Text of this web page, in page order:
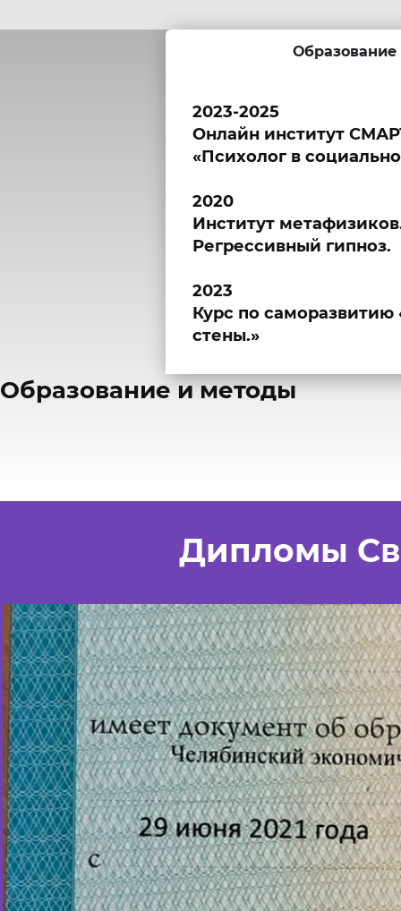
Образование
2023-2025
Онлайн институт
«Психолог в
2020
Институт
Регрессивный гипноз.
2023
Курс по
стены.»
​Образование и методы
Дипломы